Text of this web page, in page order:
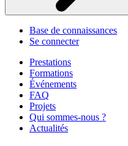
Base de connaissances
Se connecter
Prestations
Formations
Événements
FAQ
Projets
Qui sommes-nous ?
Actualités